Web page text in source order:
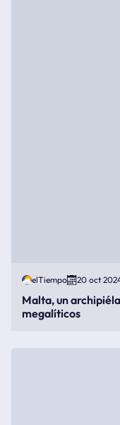
elTiempo 20 oct
Malta, un
megalíticos